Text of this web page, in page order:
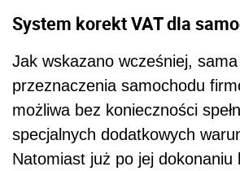
System korekt VAT dla
Jak wskazano wcześniej,
przeznaczenia samochodu
możliwa bez konieczności
specjalnych dodatkowych
Natomiast już po jej dokonaniu